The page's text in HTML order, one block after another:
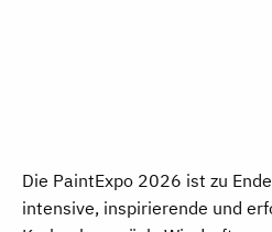
Die PaintExpo 2026 ist zu
intensive, inspirierende und